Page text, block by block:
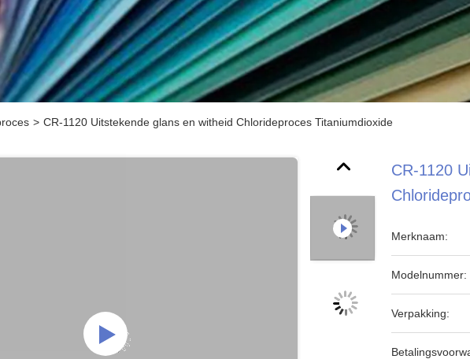
> CR-1120 Uitstekende glans en witheid Chlorideproces Titaniumdioxide
CR-1120
Merknaam:
Modelnummer:
Verpakking: